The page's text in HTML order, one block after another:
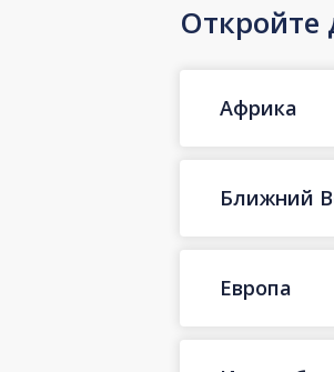
Откройте
Африка
Ближний
Европа